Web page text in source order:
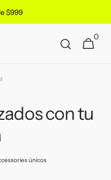
$999
Carrito
0
artículos
con tu
únicos